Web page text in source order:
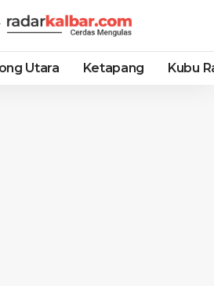
Utara Ketapang Kubu